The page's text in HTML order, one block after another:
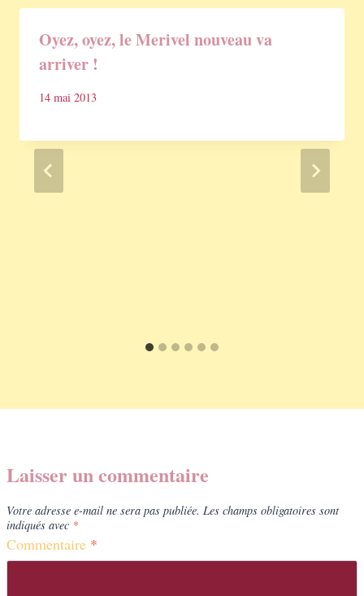
Oyez, oyez, le Merivel nouveau va
arriver !
14 mai 2013
Laisser un commentaire
Votre adresse e-mail ne sera pas publiée. Les champs obligatoires sont
indiqués avec *
Commentaire *